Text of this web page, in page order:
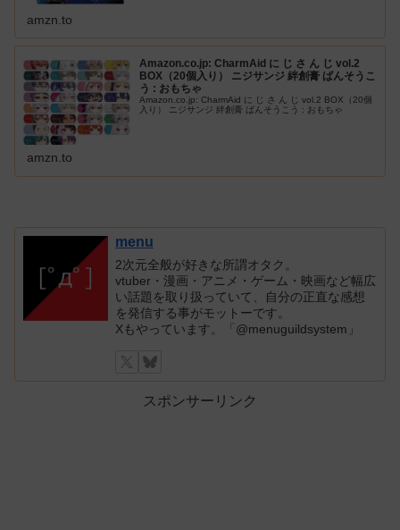
amzn.to
Amazon.co.jp: CharmAid に じ さ ん じ vol.2
BOX（20個入り） ニジサンジ 絆創膏 ばんそうこ
う : おもちゃ
Amazon.co.jp: CharmAid に じ さ ん じ vol.2 BOX（20個
入り） ニジサンジ 絆創膏 ばんそうこう : おもちゃ
amzn.to
menu
2次元全般が好きな所謂オタク。
vtuber・漫画・アニメ・ゲーム・映画など幅広
い話題を取り扱っていて、自分の正直な感想
を発信する事がモットーです。
Xもやっています。「@menuguildsystem」
スポンサーリンク